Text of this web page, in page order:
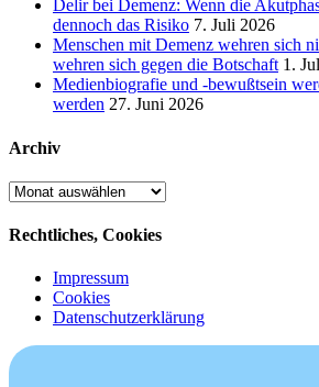
Delir bei Demenz: Wenn die
dennoch das Risiko 7. Juli 2026
Menschen mit Demenz wehren sich
wehren sich gegen die Botschaft 1.
Medienbiografie und -bewußtsein
werden 27. Juni 2026
Archiv
Archiv
Rechtliches, Cookies
Impressum
Cookies
Datenschutzerklärung